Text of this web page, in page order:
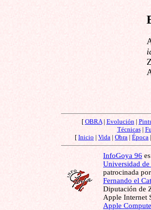
[ OBRA| Evolución |
Técnicas|
[ Inicio | Vida | Obra | Época
InfoGoya 96
Universidad de
patrocinada
Fernando el
Diputación de
Apple Internet
Apple